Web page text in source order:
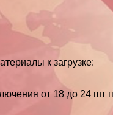
к загрузке:
от 18 до 24 шт